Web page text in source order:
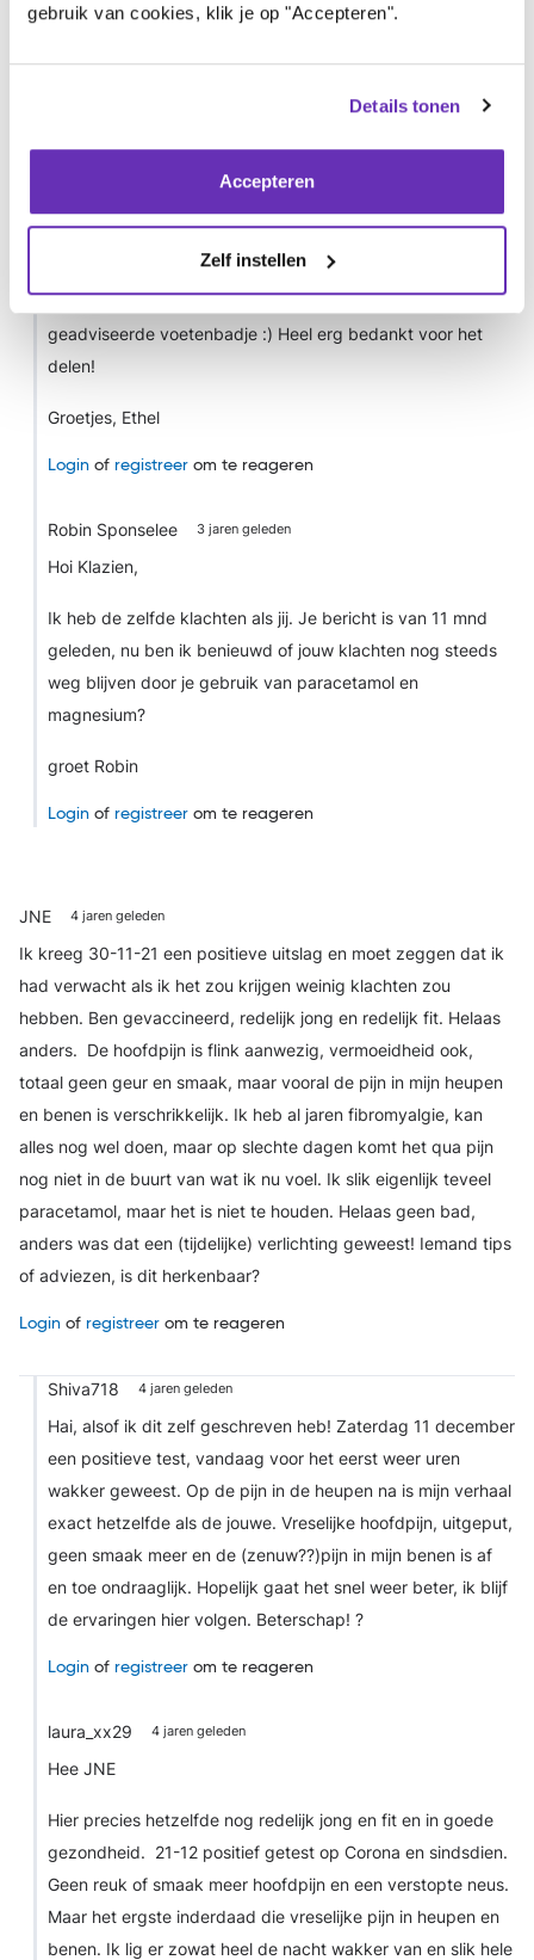
gebruik van cookies, klik je op "Accepteren".
Details tonen
Accepteren
Zelf instellen
beschreven. Ik nam wel af en toe magnesium extra maar
zowaar… na een half uurtje of zo trok de pijn weg! Na een
400 mg genomen met extra vit D. En weer ging de pijn
bij kunt slikken, maar tot nu toe had ik het blijkbaar nodig…
mijn man is nu epsomzout voor me aan het halen voor het
geadviseerde voetenbadje :) Heel erg bedankt voor het
delen!
Groetjes, Ethel
Login of registreer om te reageren
Robin Sponselee 3 jaren geleden
Hoi Klazien,
Ik heb de zelfde klachten als jij. Je bericht is van 11 mnd
geleden, nu ben ik benieuwd of jouw klachten nog steeds
weg blijven door je gebruik van paracetamol en
magnesium?
groet Robin
Login of registreer om te reageren
JNE 4 jaren geleden
Ik kreeg 30-11-21 een positieve uitslag en moet zeggen dat ik
had verwacht als ik het zou krijgen weinig klachten zou
hebben. Ben gevaccineerd, redelijk jong en redelijk fit. Helaas
anders. De hoofdpijn is flink aanwezig, vermoeidheid ook,
totaal geen geur en smaak, maar vooral de pijn in mijn heupen
en benen is verschrikkelijk. Ik heb al jaren fibromyalgie, kan
alles nog wel doen, maar op slechte dagen komt het qua pijn
nog niet in de buurt van wat ik nu voel. Ik slik eigenlijk teveel
paracetamol, maar het is niet te houden. Helaas geen bad,
anders was dat een (tijdelijke) verlichting geweest! Iemand tips
of adviezen, is dit herkenbaar?
Login of registreer om te reageren
Shiva718 4 jaren geleden
Hai, alsof ik dit zelf geschreven heb! Zaterdag 11 december
een positieve test, vandaag voor het eerst weer uren
wakker geweest. Op de pijn in de heupen na is mijn verhaal
exact hetzelfde als de jouwe. Vreselijke hoofdpijn, uitgeput,
geen smaak meer en de (zenuw??)pijn in mijn benen is af
en toe ondraaglijk. Hopelijk gaat het snel weer beter, ik blijf
de ervaringen hier volgen. Beterschap! ?
Login of registreer om te reageren
laura_xx29 4 jaren geleden
Hee JNE
Hier precies hetzelfde nog redelijk jong en fit en in goede
gezondheid. 21-12 positief getest op Corona en sindsdien.
Geen reuk of smaak meer hoofdpijn en een verstopte neus.
Maar het ergste inderdaad die vreselijke pijn in heupen en
benen. Ik lig er zowat heel de nacht wakker van en slik hele